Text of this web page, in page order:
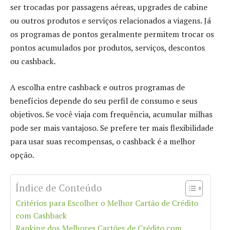
ser trocadas por passagens aéreas, upgrades de cabine
ou outros produtos e serviços relacionados a viagens. Já
os programas de pontos geralmente permitem trocar os
pontos acumulados por produtos, serviços, descontos
ou cashback.
A escolha entre cashback e outros programas de
benefícios depende do seu perfil de consumo e seus
objetivos. Se você viaja com frequência, acumular milhas
pode ser mais vantajoso. Se prefere ter mais flexibilidade
para usar suas recompensas, o cashback é a melhor
opção.
Índice de Conteúdo
Critérios para Escolher o Melhor Cartão de Crédito
com Cashback